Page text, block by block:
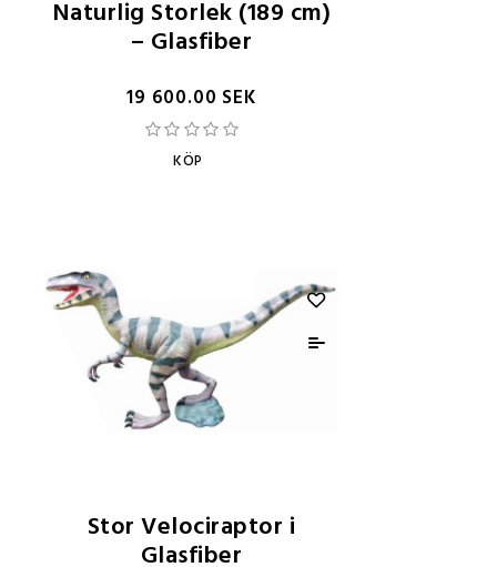
Naturlig Storlek (189 cm)
– Glasfiber
19 600.00 SEK
KÖP
Stor Velociraptor i
Glasfiber